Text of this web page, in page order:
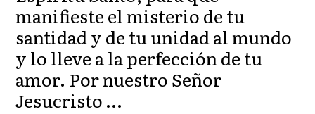
manifieste el misterio de tu
santidad y de tu unidad al mundo
y lo lleve a la perfección de tu
amor. Por nuestro Señor
Jesucristo …